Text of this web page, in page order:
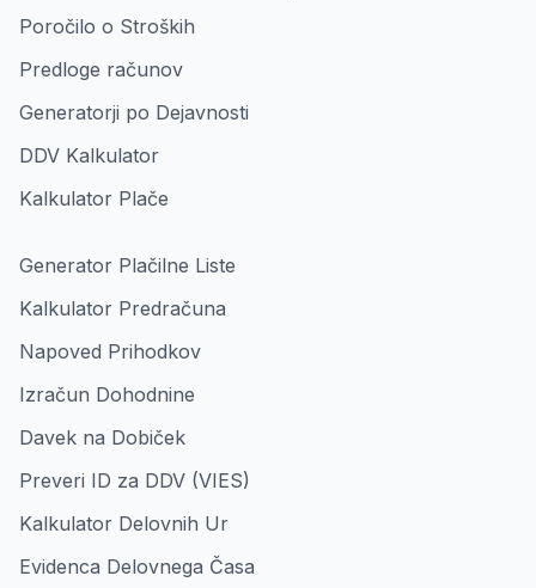
Poročilo o Stroških
Predloge računov
Generatorji po Dejavnosti
DDV Kalkulator
Kalkulator Plače
Generator Plačilne Liste
Kalkulator Predračuna
Napoved Prihodkov
Izračun Dohodnine
Davek na Dobiček
Preveri ID za DDV (VIES)
Kalkulator Delovnih Ur
Evidenca Delovnega Časa